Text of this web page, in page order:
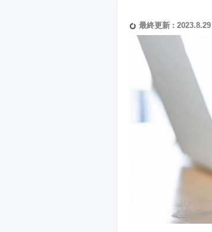
最終更新 : 2023.8.29